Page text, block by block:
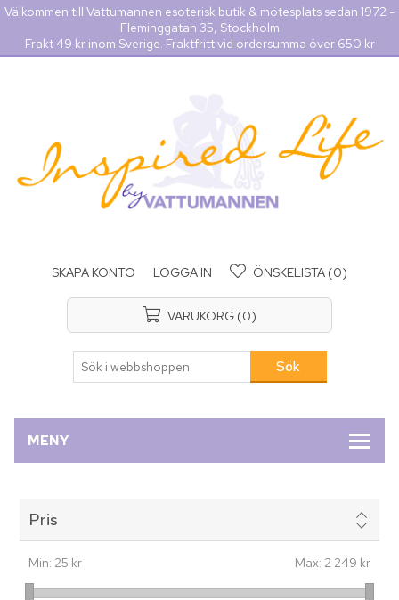
Välkommen till Vattumannen esoterisk butik & mötesplats sedan 1972 -
Fleminggatan 35, Stockholm
Frakt 49 kr inom Sverige. Fraktfritt vid ordersumma över 650 kr
SKAPA KONTO LOGGA IN ÖNSKELISTA (0)
VARUKORG (0)
MENY
Pris
Min: 25 kr Max: 2 249 kr